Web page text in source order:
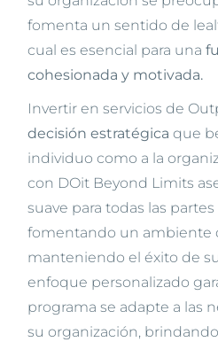
fomenta un sentido de
cual es esencial para una
cohesionada y motivada.
Invertir en servicios de
decisión estratégica que
individuo como a la
con DOit Beyond Limits
suave para todas las
fomentando un ambiente
manteniendo el éxito de
enfoque personalizado
programa se adapte a las
su organización,